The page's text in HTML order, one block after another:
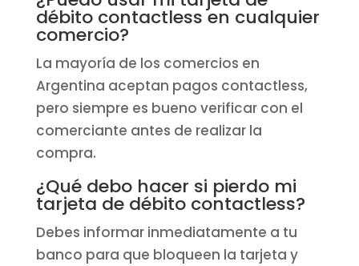
débito contactless en cualquier
comercio?
La mayoría de los comercios en
Argentina aceptan pagos contactless,
pero siempre es bueno verificar con el
comerciante antes de realizar la
compra.
¿Qué debo hacer si pierdo mi
tarjeta de débito contactless?
Debes informar inmediatamente a tu
banco para que bloqueen la tarjeta y